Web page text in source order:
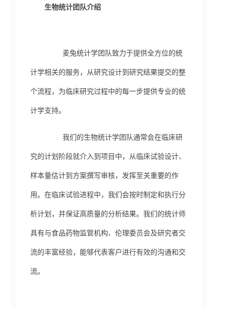
生物统计团队介绍
麦兔统计学团队致力于提供全方位的统
计学相关的服务，从研究设计到研究结果提交的整
个流程，为临床研究过程中的每一步提供专业的统
计学支持。
我们的生物统计学团队通常会在临床研
究的计划阶段就介入到项目中，从临床试验设计、
样本量估计到方案撰写审核，发挥至关重要的作
用。在临床试验进程中，我们会按时制定和执行分
析计划，并保证高质量的分析结果。我们的统计师
具有与食品药物监管机构、伦理委员会及研究者交
流的丰富经验，能够代表客户进行有效的沟通和交
流。